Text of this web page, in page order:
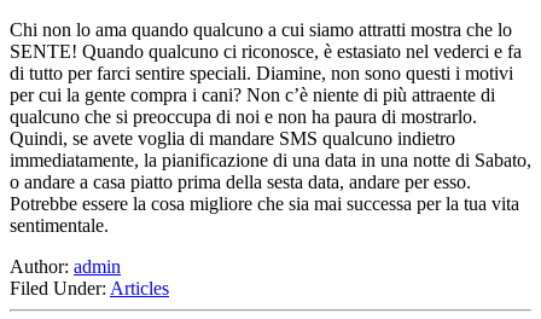
Chi non lo ama quando qualcuno a cui siamo attratti mostra che lo
SENTE! Quando qualcuno ci riconosce, è estasiato nel vederci e fa
di tutto per farci sentire speciali. Diamine, non sono questi i motivi
per cui la gente compra i cani? Non c’è niente di più attraente di
qualcuno che si preoccupa di noi e non ha paura di mostrarlo.
Quindi, se avete voglia di mandare SMS qualcuno indietro
immediatamente, la pianificazione di una data in una notte di Sabato,
o andare a casa piatto prima della sesta data, andare per esso.
Potrebbe essere la cosa migliore che sia mai successa per la tua vita
sentimentale.
Author: admin
Filed Under: Articles